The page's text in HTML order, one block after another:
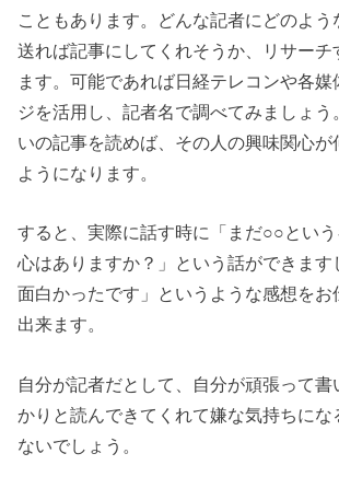
こともあります。どんな記者にどのよう
送れば記事にしてくれそうか、リサーチ
ます。可能であれば日経テレコンや各媒
ジを活用し、記者名で調べてみましょう
いの記事を読めば、その人の興味関心が
ようになります。
すると、実際に話す時に「まだ○○とい
心はありますか？」という話ができま
面白かったです」というような感想をお
出来ます。
自分が記者だとして、自分が頑張って書
かりと読んできてくれて嫌な気持ちにな
ないでしょう。